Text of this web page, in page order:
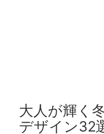
大人が輝く
デザイン32